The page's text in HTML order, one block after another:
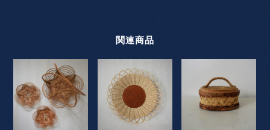
関連商品